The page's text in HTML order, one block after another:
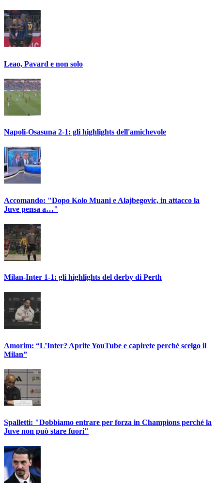
Leao, Pavard e non solo
Napoli-Osasuna 2-1: gli highlights dell'amichevole
Accomando: "Dopo Kolo Muani e Alajbegovic, in attacco la
Juve pensa a…"
Milan-Inter 1-1: gli highlights del derby di Perth
Amorim: “L’Inter? Aprite YouTube e capirete perché scelgo il
Milan”
Spalletti: "Dobbiamo entrare per forza in Champions perché la
Juve non può stare fuori"